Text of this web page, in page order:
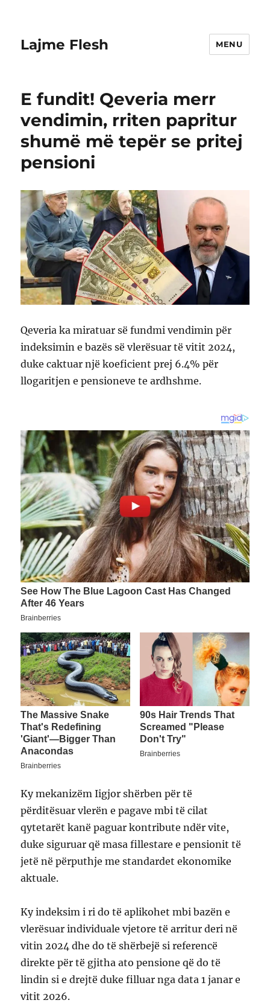
Lajme Flesh MENU
E fundit! Qeveria merr
vendimin, rriten papritur
shumë më tepër se pritej
pensioni
Qeveria ka miratuar së fundmi vendimin për
indeksimin e bazës së vlerësuar të vitit 2024,
duke caktuar një koeficient prej 6.4% për
llogaritjen e pensioneve te ardhshme.
Ky mekanizëm Iigjor shërben për të
përditësuar vlerën e pagave mbi të cilat
qytetarët kanë paguar kontribute ndër vite,
duke siguruar që masa fillestare e pensionit të
jetë në përputhje me standardet ekonomike
aktuale.
Ky indeksim i ri do të aplikohet mbi bazën e
vlerësuar individuale vjetore të arritur deri në
vitin 2024 dhe do të shërbejë si referencë
direkte për të gjitha ato pensione që do të
lindin si e drejtë duke filluar nga data 1 janar e
vitit 2026.